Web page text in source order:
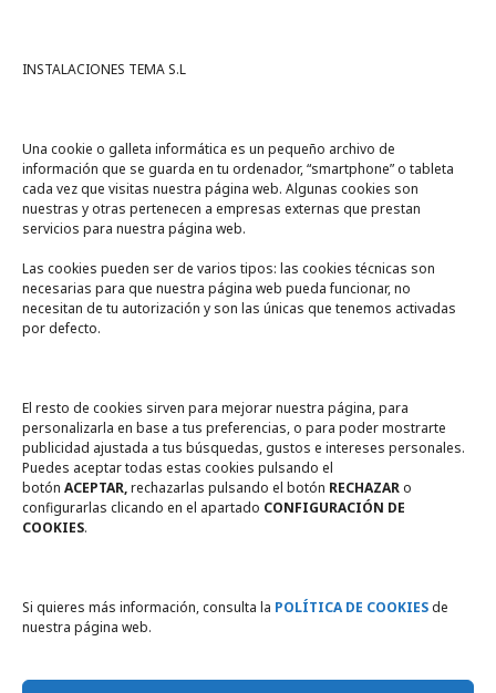
INSTALACIONES TEMA S.L
Una cookie o galleta informática es un pequeño archivo de
información que se guarda en tu ordenador, “smartphone” o tableta
cada vez que visitas nuestra página web. Algunas cookies son
nuestras y otras pertenecen a empresas externas que prestan
servicios para nuestra página web.
Las cookies pueden ser de varios tipos: las cookies técnicas son
necesarias para que nuestra página web pueda funcionar, no
necesitan de tu autorización y son las únicas que tenemos activadas
por defecto.
El resto de cookies sirven para mejorar nuestra página, para
personalizarla en base a tus preferencias, o para poder mostrarte
publicidad ajustada a tus búsquedas, gustos e intereses personales.
Puedes aceptar todas estas cookies pulsando el
botón ACEPTAR,rechazarlas pulsando el botón RECHAZARo
configurarlas clicando en el apartado CONFIGURACIÓN DE
COOKIES.
Si quieres más información, consulta la POLÍTICA DE COOKIESde
nuestra página web.
A un click
Tienda online Legal
Política de privacidad
Política de Cookies